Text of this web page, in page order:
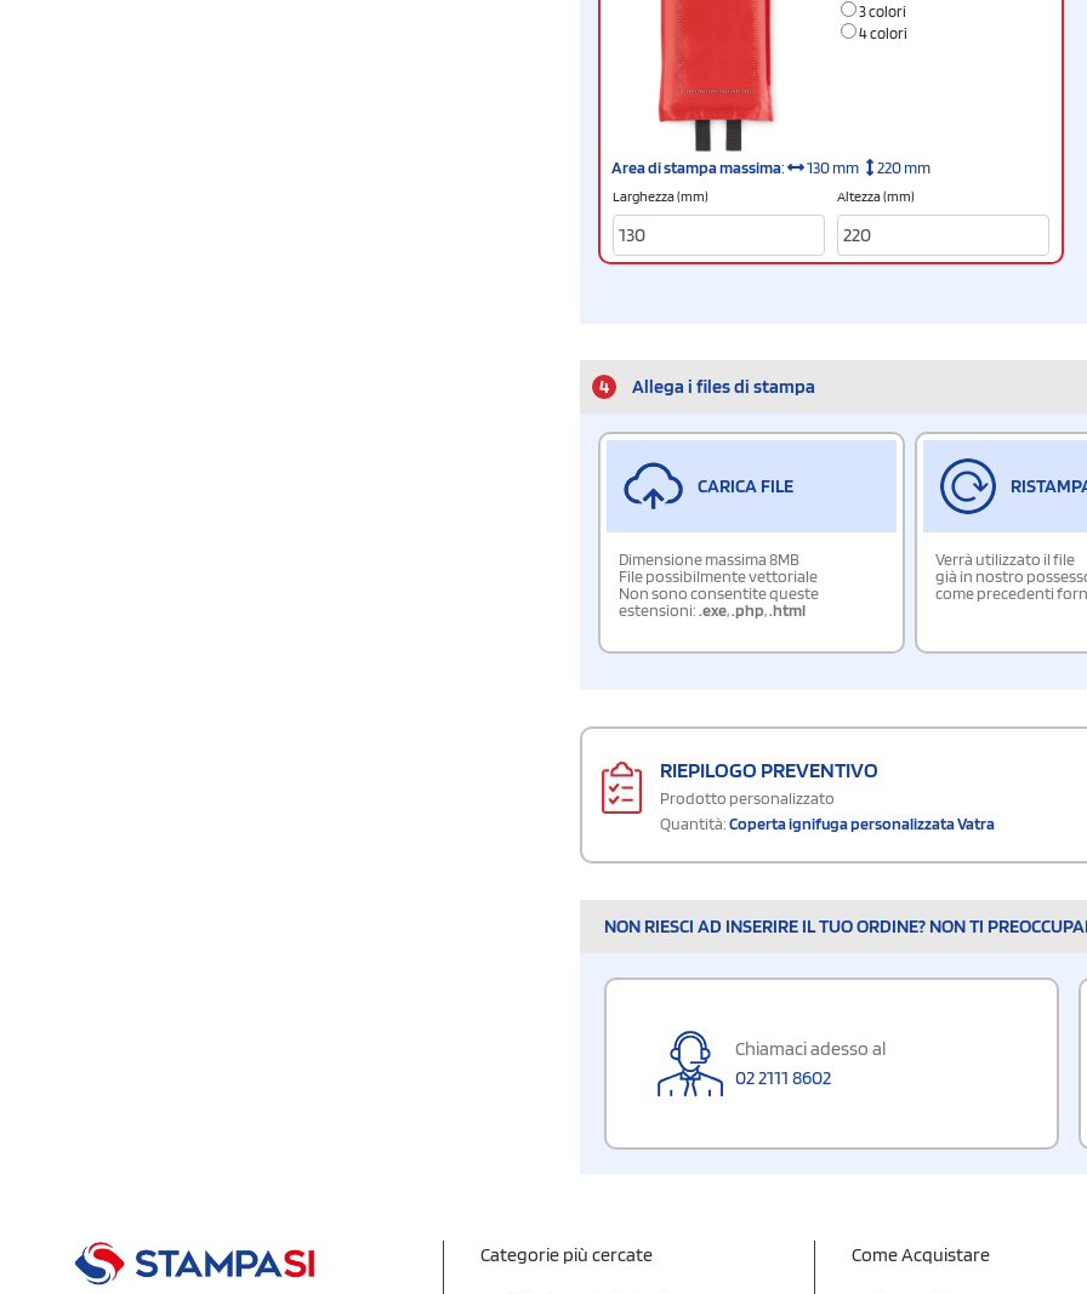
3 colori
4 colori
Area di stampa massima: 130 mm 220 mm
Larghezza (mm) Altezza (mm)
4 Allega i files di stampa
CARICA FILE
Dimensione massima 8MB
File possibilmente vettoriale
Non sono consentite queste
estensioni:.exe,.php,.html
Verrà utilizzato il file
già in nostro
come precedenti
RIEPILOGO PREVENTIVO
Prodotto personalizzato
Quantità:Coperta ignifuga personalizzata Vatra
NON RIESCI AD INSERIRE IL TUO ORDINE? NON TI
Chiamaci adesso al
02 2111 8602
Categorie più cercate Come Acquistare